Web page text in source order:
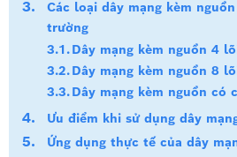
Các loại dây mạng kèm
trường
Dây mạng kèm nguồn 4
Dây mạng kèm nguồn 8
Dây mạng kèm nguồn có
Ưu điểm khi sử dụng dây
Ứng dụng thực tế của dây